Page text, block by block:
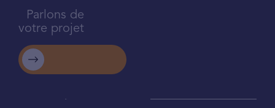
Parlons de
votre projet